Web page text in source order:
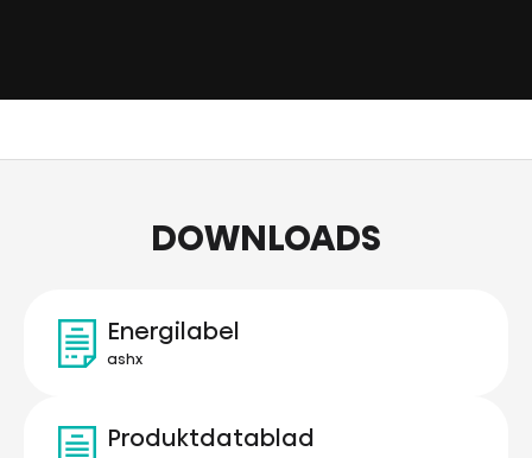
DOWNLOADS
Energilabel
ashx
Produktdatablad